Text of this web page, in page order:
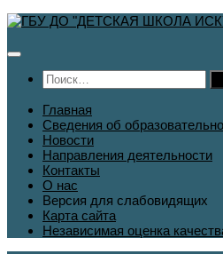
Перейти
содержимому
Найти:
Главная
Сведения об
Новости
Направления деятельности
Контакты
О нас
Версия для слабовидящих
Карта сайта
Независимая оценка